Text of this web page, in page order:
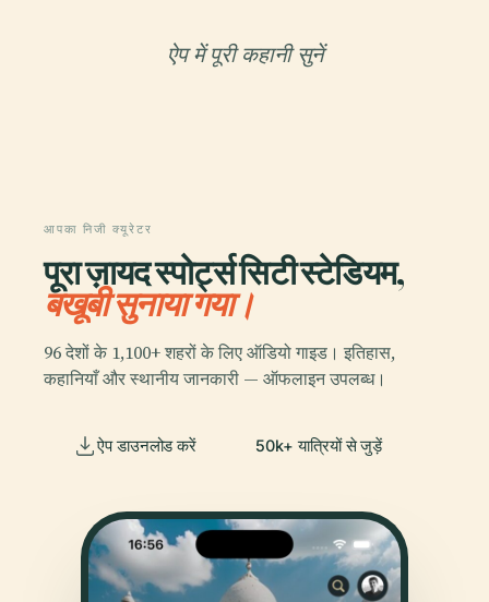
ऐप में पूरी कहानी सुनें
आपका निजी क्यूरेटर
पूरा ज़ायद स्पोर्ट्स सिटी स्टेडियम,
बखूबी सुनाया गया।
96 देशों के 1,100+ शहरों के लिए ऑडियो गाइड। इतिहास,
कहानियाँ और स्थानीय जानकारी — ऑफलाइन उपलब्ध।
ऐप डाउनलोड करें 50k+ यात्रियों से जुड़ें